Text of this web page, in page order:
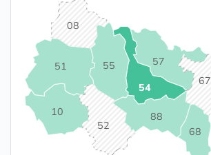
08
10
51
52
54
55 57
67
68
88